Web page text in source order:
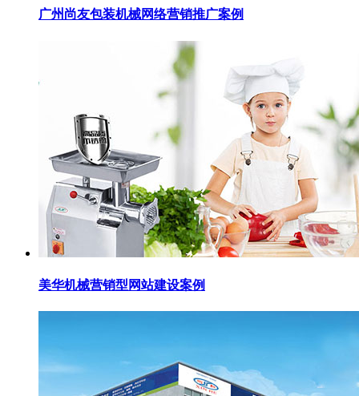
广州尚友包装机械网络营销推广案例
美华机械营销型网站建设案例